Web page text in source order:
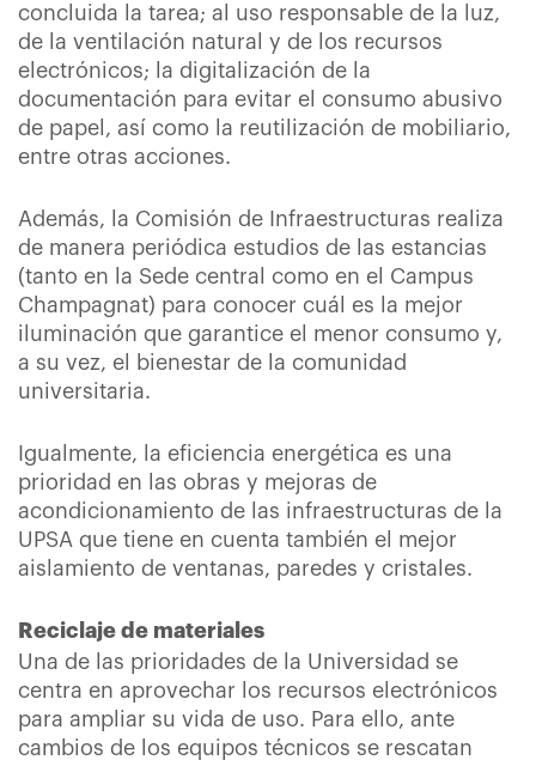
concluida la tarea; al uso responsable de la luz,
de la ventilación natural y de los recursos
electrónicos; la digitalización de la
documentación para evitar el consumo abusivo
de papel, así como la reutilización de mobiliario,
entre otras acciones.
Además, la Comisión de Infraestructuras realiza
de manera periódica estudios de las estancias
(tanto en la Sede central como en el Campus
Champagnat) para conocer cuál es la mejor
iluminación que garantice el menor consumo y,
a su vez, el bienestar de la comunidad
universitaria.
Igualmente, la eficiencia energética es una
prioridad en las obras y mejoras de
acondicionamiento de las infraestructuras de la
UPSA que tiene en cuenta también el mejor
aislamiento de ventanas, paredes y cristales.
Reciclaje de materiales
Una de las prioridades de la Universidad se
centra en aprovechar los recursos electrónicos
para ampliar su vida de uso. Para ello, ante
cambios de los equipos técnicos se rescatan